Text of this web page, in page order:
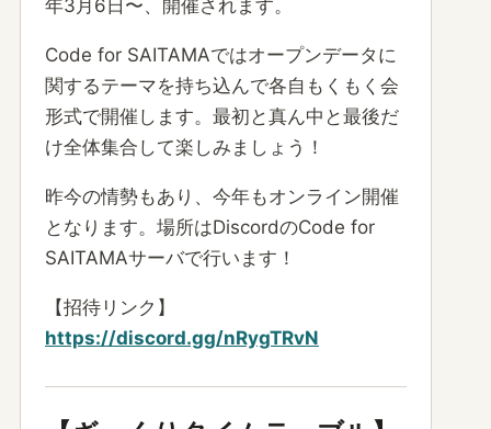
年3月6日〜、開催されます。
Code for SAITAMAではオープンデータに
関するテーマを持ち込んで各自もくもく会
形式で開催します。最初と真ん中と最後だ
け全体集合して楽しみましょう！
昨今の情勢もあり、今年もオンライン開催
となります。場所はDiscordのCode for
SAITAMAサーバで行います！
【招待リンク】
https://discord.gg/nRygTRvN